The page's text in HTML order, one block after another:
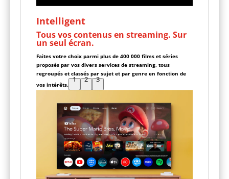
Intelligent
Tous vos contenus en streaming. Sur
un seul écran.
Faites votre choix parmi plus de 400 000 films et séries
proposés par vos divers services de streaming, tous
regroupés et classés par sujet et par genre en fonction de
vos intérêts.
1 2 3